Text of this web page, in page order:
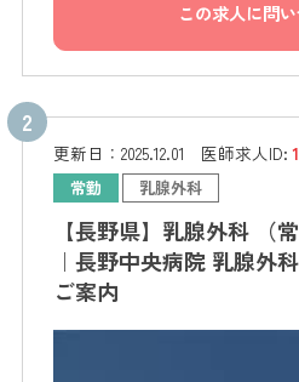
この求人に問
更新日： 2025.12.01 医師求人ID:
常勤 乳腺外科
【長野県】乳腺外科 （
｜長野中央病院 乳腺外
ご案内